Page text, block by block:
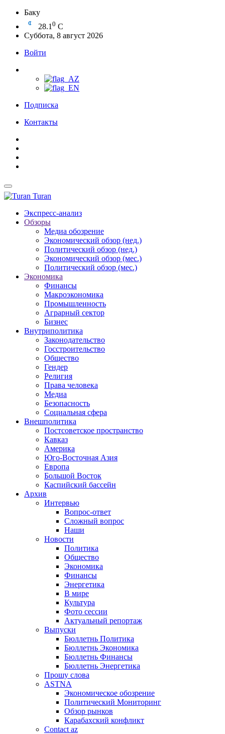
Баку
28.1 0 C
Суббота, 8 август 2026
Войти
Подписка
Контакты
Turan
Экспресс-анализ
Обзоры
Медиа обозрение
Экономический обзор (нед.)
Политический обзор (нед.)
Экономический обзор (мес.)
Политический обзор (мес.)
Экономика
Финансы
Макроэкономика
Промышленность
Аграрный сектор
Бизнес
Внутриполитика
Законодательство
Госстроительство
Общество
Гендер
Религия
Права человека
Медиа
Безопасность
Социальная сфера
Внешполитика
Постсоветское пространство
Кавказ
Америка
Юго-Восточная Азия
Европа
Большой Восток
Каспийский бассейн
Архив
Интервью
Вопрос-ответ
Сложный вопрос
Наши
Новости
Политика
Общество
Экономика
Финансы
Энергетика
В мире
Культура
Фото сессии
Актуальный репортаж
Выпуски
Бюллетнь Политика
Бюллетнь Экономика
Бюллетнь Финансы
Бюллетнь Энергетика
Прошу слова
ASTNA
Экономическое обозрение
Политический Мониторинг
Обзор рынков
Карабахский конфликт
Contact az